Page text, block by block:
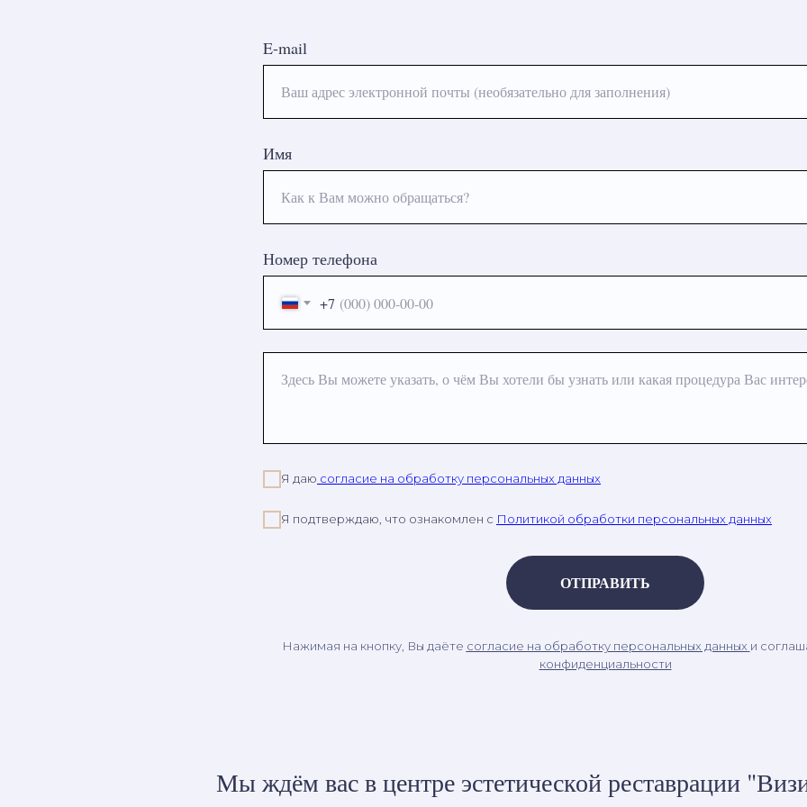
E-mail
Ваш адрес электронной почты (необязательно для заполнения)
Имя
Как к Вам можно обращаться?
Номер телефона
+7
Здесь Вы можете указать, о чём Вы хотели бы узнать или какая процедура Вас
Я даю согласие на обработку персональных данных
Я подтверждаю, что ознакомлен с Политикой обработки персональных данных
ОТПРАВИТЬ
Нажимая на кнопку, Вы даёте согласие на обработку персональных данных и
конфиденциальности
Мы ждём вас в центре эстетической реставрации